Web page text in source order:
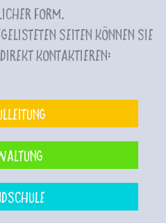
Form.
Seiten können Sie
kontaktieren: